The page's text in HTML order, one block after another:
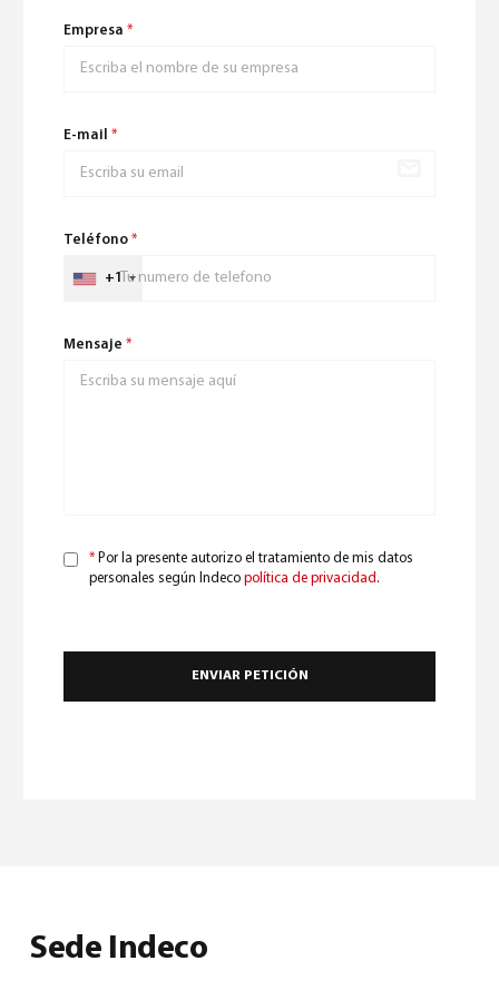
Empresa *
E-mail *
Teléfono *
+1
Mensaje *
* Por la presente autorizo el tratamiento de mis datos
personales según Indeco política de privacidad .
Sede Indeco